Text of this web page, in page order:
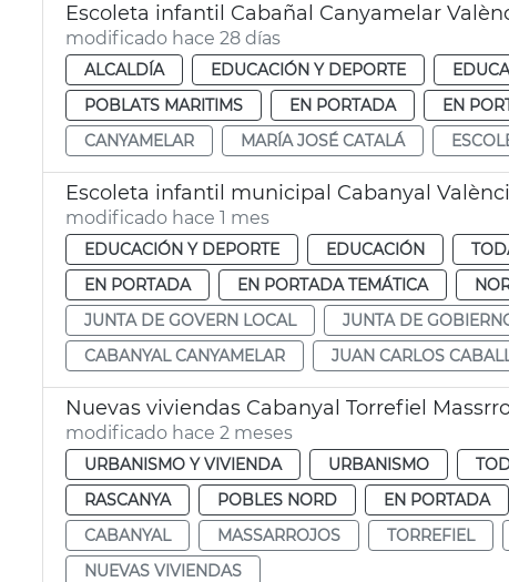
Escoleta infantil Cabañal Canyamelar
modificado hace 28 días
ALCALDÍA EDUCACIÓN Y DEPORTE
POBLATS MARITIMS
EN PORTADA EN
CANYAMELAR
MARÍA JOSÉ CATALÁ
Escoleta infantil municipal Cabanyal
modificado hace 1 mes
EDUCACIÓN Y DEPORTE EDUCACIÓN
EN PORTADA
EN PORTADA TEMÁTICA
JUNTA DE GOVERN LOCAL
JUNTA DE
CABANYAL CANYAMELAR
JUAN CARLOS
Nuevas viviendas Cabanyal Torrefiel
modificado hace 2 meses
URBANISMO Y VIVIENDA URBANISMO
RASCANYA
POBLES NORD EN PORTADA
CABANYAL
MASSARROJOS TORREFIEL
NUEVAS VIVIENDAS